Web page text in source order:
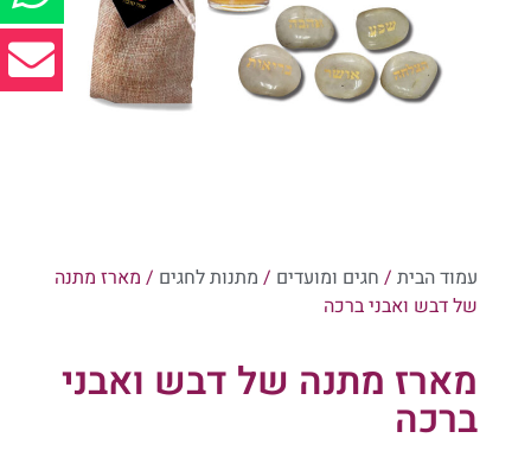
עמוד הבית/ חגים ומועדים / מתנות לחגים / מארז מתנה
של דבש ואבני ברכה
מארז מתנה של דבש ואבני
ברכה